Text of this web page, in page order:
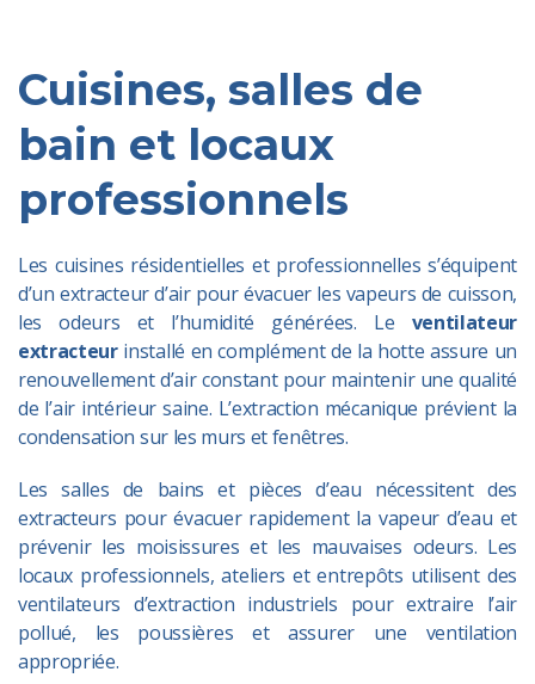
Cuisines, salles de
bain et locaux
professionnels
Les cuisines résidentielles et professionnelles s’équipent
d’un extracteur d’air pour évacuer les vapeurs de cuisson,
les odeurs et l’humidité générées. Le ventilateur
extracteur installé en complément de la hotte assure un
renouvellement d’air constant pour maintenir une qualité
de l’air intérieur saine. L’extraction mécanique prévient la
condensation sur les murs et fenêtres.
Les salles de bains et pièces d’eau nécessitent des
extracteurs pour évacuer rapidement la vapeur d’eau et
prévenir les moisissures et les mauvaises odeurs. Les
locaux professionnels, ateliers et entrepôts utilisent des
ventilateurs d’extraction industriels pour extraire l’air
pollué, les poussières et assurer une ventilation
appropriée.